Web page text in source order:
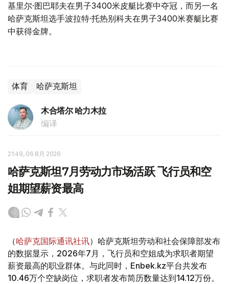
基里尔·图巴耶夫在男子3400米皮艇比赛中夺冠，而另一名
哈萨克斯坦选手波拉特·托热别科夫在男子3400米赛艇比赛
中获得金牌。
体育 哈萨克斯坦
木合塔尔 哈力木拉
编译
21:49, 06 8月 2026
哈萨克斯坦7月劳动力市场活跃 飞行员和空
姐期望薪资最高
（哈萨克国际通讯社讯）哈萨克斯坦劳动和社会保障部发布
的数据显示，2026年7月，飞行员和空姐成为求职者期望
薪资最高的职业群体。与此同时，Enbek.kz平台共发布
10.46万个空缺岗位，求职者发布简历数量达到14.12万份。